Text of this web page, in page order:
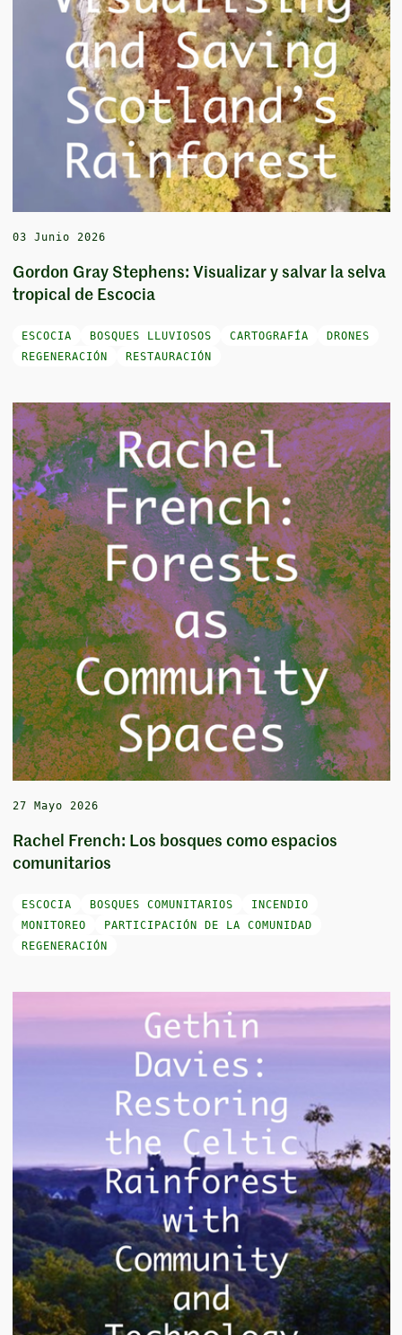
03 Junio 2026
Gordon Gray Stephens: Visualizar y salvar la selva
tropical de Escocia
ESCOCIA BOSQUES LLUVIOSOS CARTOGRAFÍA
DRONES
REGENERACIÓN
RESTAURACIÓN
27 Mayo 2026
Rachel French: Los bosques como espacios
comunitarios
ESCOCIA BOSQUES COMUNITARIOS
INCENDIO
MONITOREO
PARTICIPACIÓN DE LA COMUNIDAD
REGENERACIÓN